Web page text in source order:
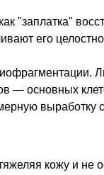
"заплатка"
его
— основных
выработку
кожу и не